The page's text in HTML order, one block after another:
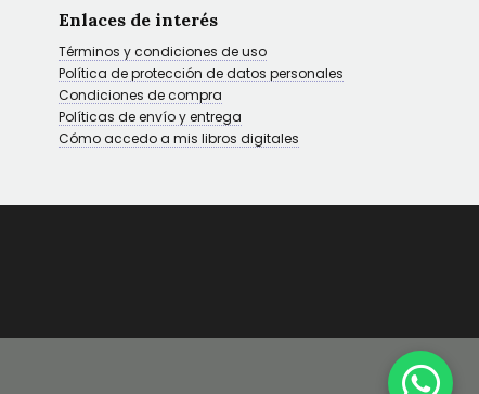
Enlaces de interés
Términos y condiciones de uso
Política de protección de datos personales
Condiciones de compra
Políticas de envío y entrega
Cómo accedo a mis libros digitales